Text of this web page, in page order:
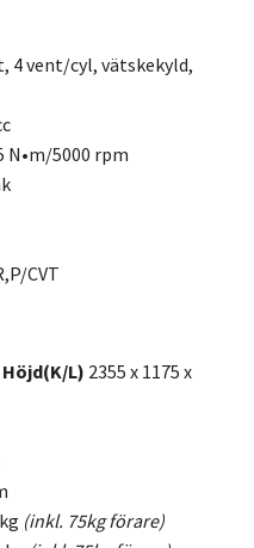
4 vent/cyl, vätskekyld,
N•m/5000 rpm
CVT
L) 2355 x 1175 x
(inkl. 75kg förare)